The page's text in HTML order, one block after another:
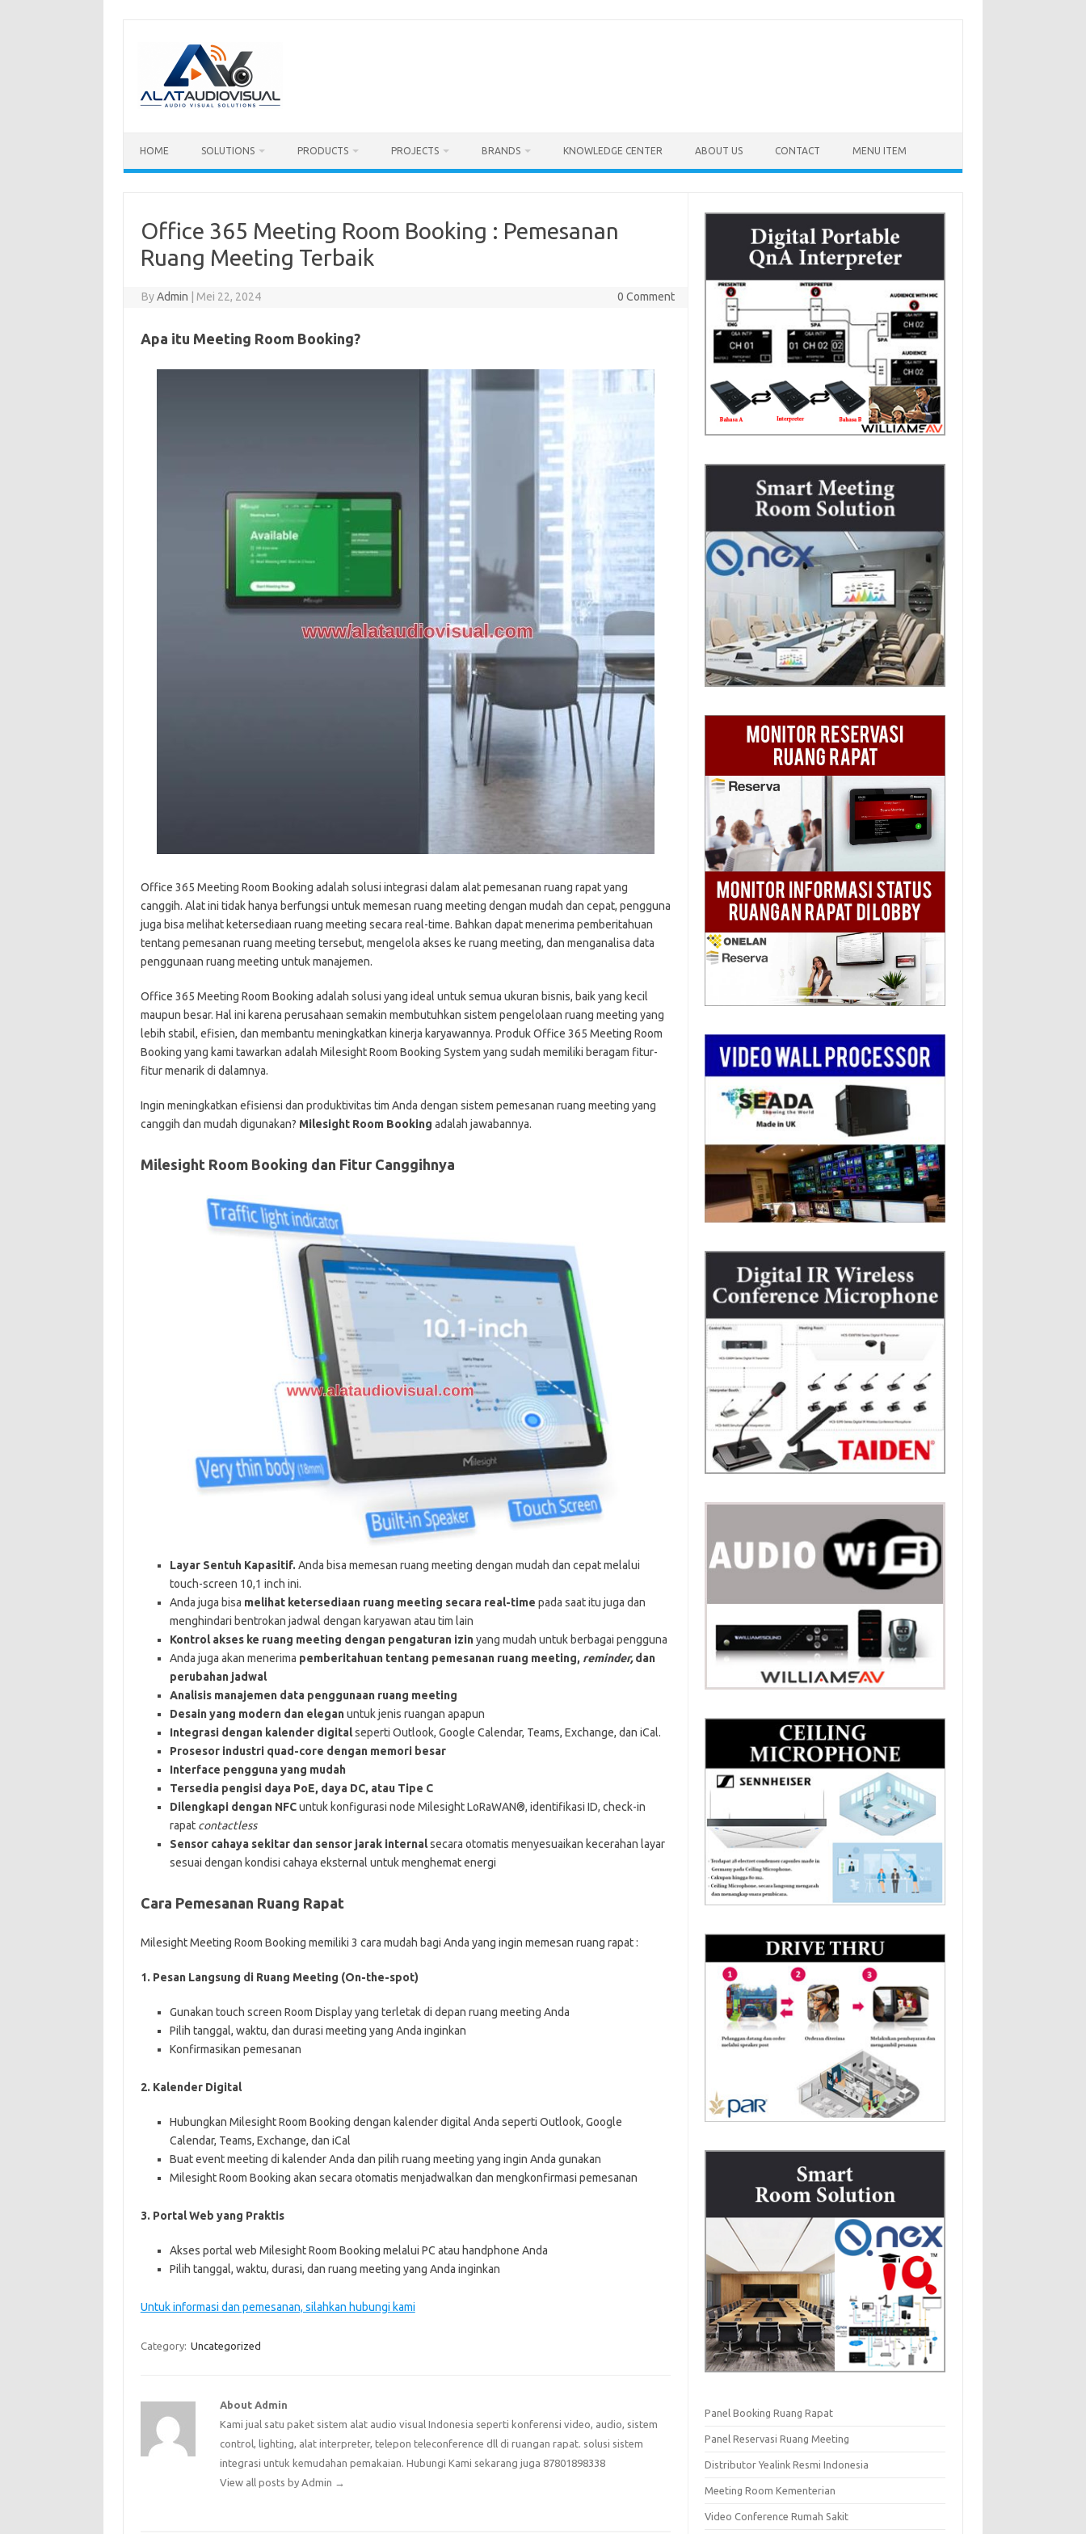
HOME SOLUTIONS PRODUCTS PROJECTS BRANDS KNOWLEDGE CENTER ABOUT US CONTACT MENU ITEM
Office 365 Meeting Room Booking : Pemesanan
Ruang Meeting Terbaik
ByAdmin Mei 22, 2024 0 Comment
Apa itu Meeting Room Booking?
Office 365 Meeting Room Booking adalah solusi integrasi dalam alat pemesanan ruang rapat yang
canggih. Alat ini tidak hanya berfungsi untuk memesan ruang meeting dengan mudah dan cepat, pengguna
juga bisa melihat ketersediaan ruang meeting secara real-time. Bahkan dapat menerima pemberitahuan
tentang pemesanan ruang meeting tersebut, mengelola akses ke ruang meeting, dan menganalisa data
penggunaan ruang meeting untuk manajemen.
Office 365 Meeting Room Booking adalah solusi yang ideal untuk semua ukuran bisnis, baik yang kecil
maupun besar. Hal ini karena perusahaan semakin membutuhkan sistem pengelolaan ruang meeting yang
lebih stabil, efisien, dan membantu meningkatkan kinerja karyawannya. Produk Office 365 Meeting Room
Booking yang kami tawarkan adalah Milesight Room Booking System yang sudah memiliki beragam fitur-
fitur menarik di dalamnya.
Ingin meningkatkan efisiensi dan produktivitas tim Anda dengan sistem pemesanan ruang meeting yang
canggih dan mudah digunakan? Milesight Room Booking adalah jawabannya.
Milesight Room Booking dan Fitur Canggihnya
Layar Sentuh Kapasitif. Anda bisa memesan ruang meeting dengan mudah dan cepat melalui
touch-screen 10,1 inch ini.
Anda juga bisa melihat ketersediaan ruang meeting secara real-time pada saat itu juga dan
menghindari bentrokan jadwal dengan karyawan atau tim lain
Kontrol akses ke ruang meeting dengan pengaturan izinyang mudah untuk berbagai pengguna
Anda juga akan menerima pemberitahuan tentang pemesanan ruang meeting, reminder,dan
perubahan jadwal
Analisis manajemen data penggunaan ruang meeting
Desain yang modern dan eleganuntuk jenis ruangan apapun
Integrasi dengan kalender digitalseperti Outlook, Google Calendar, Teams, Exchange, dan iCal.
Prosesor industri quad-core dengan memori besar
Interface pengguna yang mudah
Tersedia pengisi daya PoE, daya DC, atau Tipe C
Dilengkapi dengan NFCuntuk konfigurasi node Milesight LoRaWAN®, identifikasi ID, check-in
rapat contactless
Sensor cahaya sekitar dan sensor jarak internalsecara otomatis menyesuaikan kecerahan layar
sesuai dengan kondisi cahaya eksternal untuk menghemat energi
Cara Pemesanan Ruang Rapat
Milesight Meeting Room Booking memiliki 3 cara mudah bagi Anda yang ingin memesan ruang rapat :
1. Pesan Langsung di Ruang Meeting (On-the-spot)
Gunakan touch screen Room Display yang terletak di depan ruang meeting Anda
Pilih tanggal, waktu, dan durasi meeting yang Anda inginkan
Konfirmasikan pemesanan
2. Kalender Digital
Hubungkan Milesight Room Booking dengan kalender digital Anda seperti Outlook, Google
Calendar, Teams, Exchange, dan iCal
Buat event meeting di kalender Anda dan pilih ruang meeting yang ingin Anda gunakan
Milesight Room Booking akan secara otomatis menjadwalkan dan mengkonfirmasi pemesanan
3. Portal Web yang Praktis
Akses portal web Milesight Room Booking melalui PC atau handphone Anda
Pilih tanggal, waktu, durasi, dan ruang meeting yang Anda inginkan
Untuk informasi dan pemesanan, silahkan hubungi kami
Category: Uncategorized
About Admin
Kami jual satu paket sistem alat audio visual Indonesia seperti konferensi video, audio, sistem
control, lighting, alat interpreter, telepon teleconference dll di ruangan rapat. solusi sistem
integrasi untuk kemudahan pemakaian. Hubungi Kami sekarang juga 87801898338
View all posts by Admin →
Panel Booking Ruang Rapat
Panel Reservasi Ruang Meeting
Distributor Yealink Resmi Indonesia
Meeting Room Kementerian
Video Conference Rumah Sakit